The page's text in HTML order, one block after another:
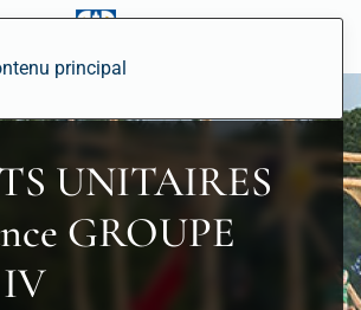
principal
UNITAIRES
GROUPE